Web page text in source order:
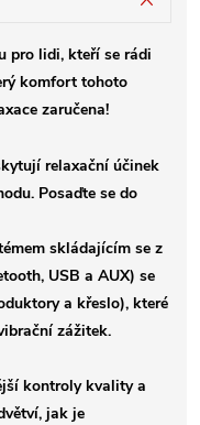
pro lidi, kteří se rádi
komfort tohoto
zaručena!
relaxační účinek
Posaďte se do
skládajícím se z
USB a AUX) se
a křeslo), které
zážitek.
kontroly kvality a
jak je